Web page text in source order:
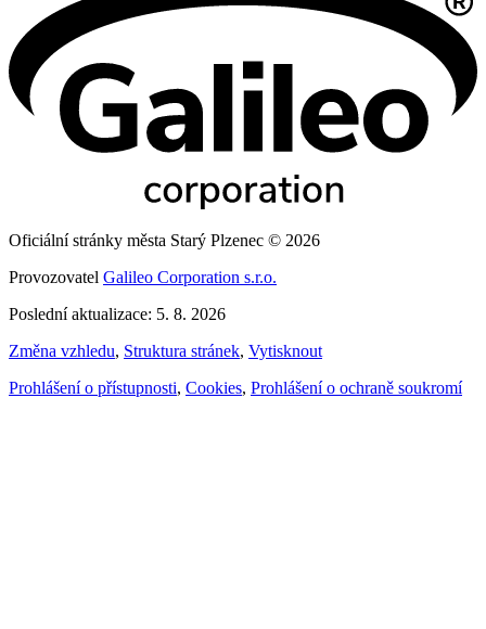
Oficiální stránky města Starý Plzenec © 2026
Provozovatel Galileo Corporation s.r.o.
Poslední aktualizace: 5. 8. 2026
Změna vzhledu, Struktura stránek, Vytisknout
Prohlášení o přístupnosti, Cookies, Prohlášení o ochraně soukromí